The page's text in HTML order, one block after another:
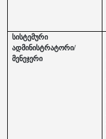
სისტემური
ადმინისტრატორი/
მენეჯერი